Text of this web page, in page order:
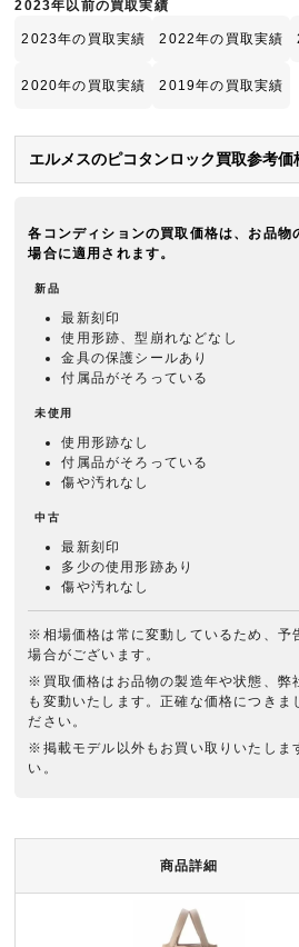
2023年以前の買取実績
2023年の買取実績 2022年の買取実績
2020年の買取実績 2019年の買取実績
エルメスのピコタンロック買取参考価
各コンディションの買取価格は、お品物
場合に適用されます。
新品
最新刻印
使用形跡、型崩れなどなし
金具の保護シールあり
付属品がそろっている
未使用
使用形跡なし
付属品がそろっている
傷や汚れなし
中古
最新刻印
多少の使用形跡あり
傷や汚れなし
※相場価格は常に変動しているため、予
場合がございます。
※買取価格はお品物の製造年や状態、弊
も変動いたします。正確な価格につきま
ださい。
※掲載モデル以外もお買い取りいたしま
い。
商品詳細